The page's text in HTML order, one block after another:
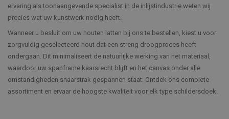
ervaring als toonaangevende specialist in de inlijstindustrie weten wij
precies wat uw kunstwerk nodig heeft.
Wanneer u besluit om uw houten latten bij ons te bestellen, kiest u voor
zorgvuldig geselecteerd hout dat een streng droogproces heeft
ondergaan. Dit minimaliseert de natuurlijke werking van het materiaal,
waardoor uw spanframe kaarsrecht blijft en het canvas onder alle
omstandigheden snaarstrak gespannen staat. Ontdek ons complete
assortiment en ervaar de hoogste kwaliteit voor elk type schildersdoek.